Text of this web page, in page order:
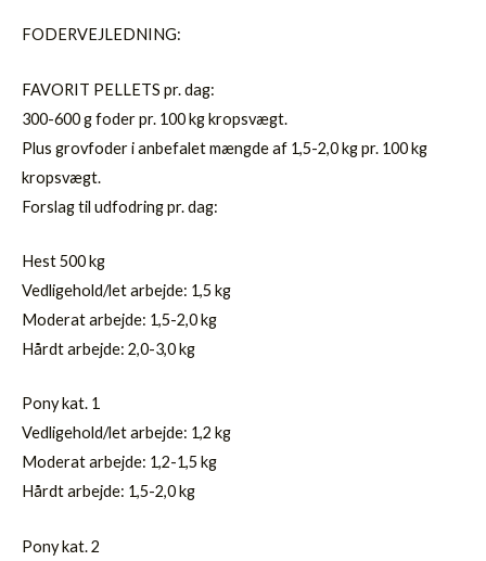
FODERVEJLEDNING:
FAVORIT PELLETS pr. dag:
300-600 g foder pr. 100 kg kropsvægt.
Plus grovfoder i anbefalet mængde af 1,5-2,0 kg pr. 100 kg
kropsvægt.
Forslag til udfodring pr. dag:
Hest 500 kg
Vedligehold/let arbejde: 1,5 kg
Moderat arbejde: 1,5-2,0 kg
Hårdt arbejde: 2,0-3,0 kg
Pony kat. 1
Vedligehold/let arbejde: 1,2 kg
Moderat arbejde: 1,2-1,5 kg
Hårdt arbejde: 1,5-2,0 kg
Pony kat. 2